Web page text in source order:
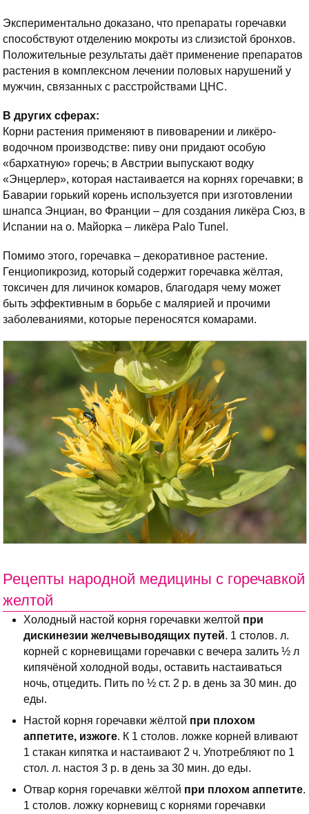
Экспериментально доказано, что препараты горечавки
способствуют отделению мокроты из слизистой бронхов.
Положительные результаты даёт применение препаратов
растения в комплексном лечении половых нарушений у
мужчин, связанных с расстройствами ЦНС.
В других сферах:
Корни растения применяют в пивоварении и ликёро-
водочном производстве: пиву они придают особую
«бархатную» горечь; в Австрии выпускают водку
«Энцерлер», которая настаивается на корнях горечавки; в
Баварии горький корень используется при изготовлении
шнапса Энциан, во Франции – для создания ликёра Сюз, в
Испании на о. Майорка – ликёра Palo Tunel.
Помимо этого, горечавка – декоративное растение.
Генциопикрозид, который содержит горечавка жёлтая,
токсичен для личинок комаров, благодаря чему может
быть эффективным в борьбе с малярией и прочими
заболеваниями, которые переносятся комарами.
Рецепты народной медицины с горечавкой
желтой
Холодный настой корня горечавки желтой при
дискинезии желчевыводящих путей. 1 столов. л.
корней с корневищами горечавки с вечера залить ½ л
кипячёной холодной воды, оставить настаиваться
ночь, отцедить. Пить по ½ ст. 2 р. в день за 30 мин. до
еды.
Настой корня горечавки жёлтой при плохом
аппетите, изжоге. К 1 столов. ложке корней вливают
1 стакан кипятка и настаивают 2 ч. Употребляют по 1
стол. л. настоя 3 р. в день за 30 мин. до еды.
Отвар корня горечавки жёлтой при плохом аппетите.
1 столов. ложку корневищ с корнями горечавки